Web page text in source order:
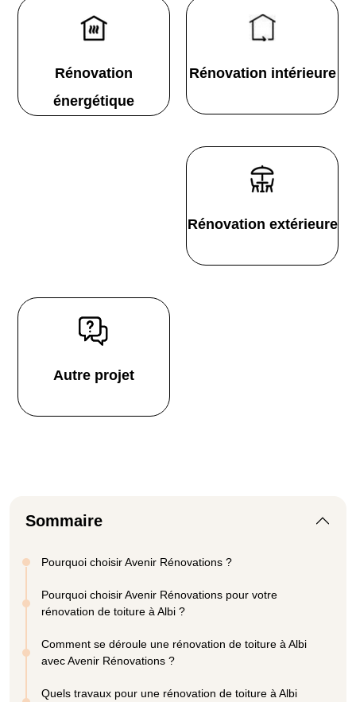
Rénovation
énergétique
Rénovation intérieure
Rénovation extérieure
Autre projet
Sommaire
Pourquoi choisir Avenir Rénovations ?
Pourquoi choisir Avenir Rénovations pour votre
rénovation de toiture à Albi ?
Comment se déroule une rénovation de toiture à Albi
avec Avenir Rénovations ?
Quels travaux pour une rénovation de toiture à Albi